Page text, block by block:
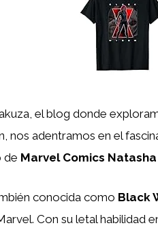
el blog donde
nos adentramos en el
de Marvel Comics
conocida como Black
Con su letal habilidad